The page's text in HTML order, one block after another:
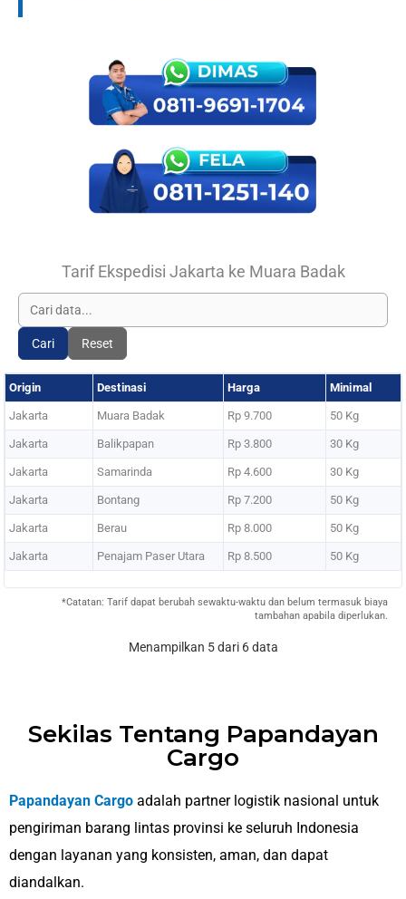
Tarif Ekspedisi Jakarta ke Muara Badak
Cari Reset
Origin Destinasi Harga Minimal
Jakarta Muara Badak Rp 9.700 50 Kg
Jakarta Balikpapan Rp 3.800 30 Kg
Jakarta Samarinda Rp 4.600 30 Kg
Jakarta Bontang Rp 7.200 50 Kg
Jakarta Berau Rp 8.000 50 Kg
Jakarta Penajam Paser Utara Rp 8.500 50 Kg
*Catatan: Tarif dapat berubah sewaktu-waktu dan belum termasuk biaya
tambahan apabila diperlukan.
Menampilkan 5 dari 6 data
Sekilas Tentang Papandayan
Cargo
Papandayan Cargo adalah partner logistik nasional untuk
pengiriman barang lintas provinsi ke seluruh Indonesia
dengan layanan yang konsisten, aman, dan dapat
diandalkan.